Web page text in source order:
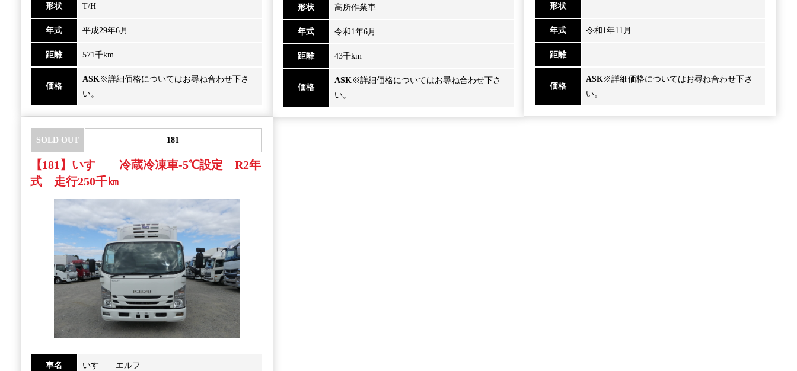
形状 T/H
年式 平成29年6月
距離 571千km
価格
ASK※詳細価格についてはお尋ね合わせ下さ
い。
形状 高所作業車
年式 令和1年6月
距離 43千km
価格
ASK※詳細価格についてはお尋ね合わせ下さ
い。
形状
年式 令和1年11月
距離
価格
ASK※詳細価格についてはお尋ね合わせ下さ
い。
SOLD OUT 181
【181】いすゞ 冷蔵冷凍車-5℃設定 R2年
式 走行250千㎞
車名 いすゞ エルフ